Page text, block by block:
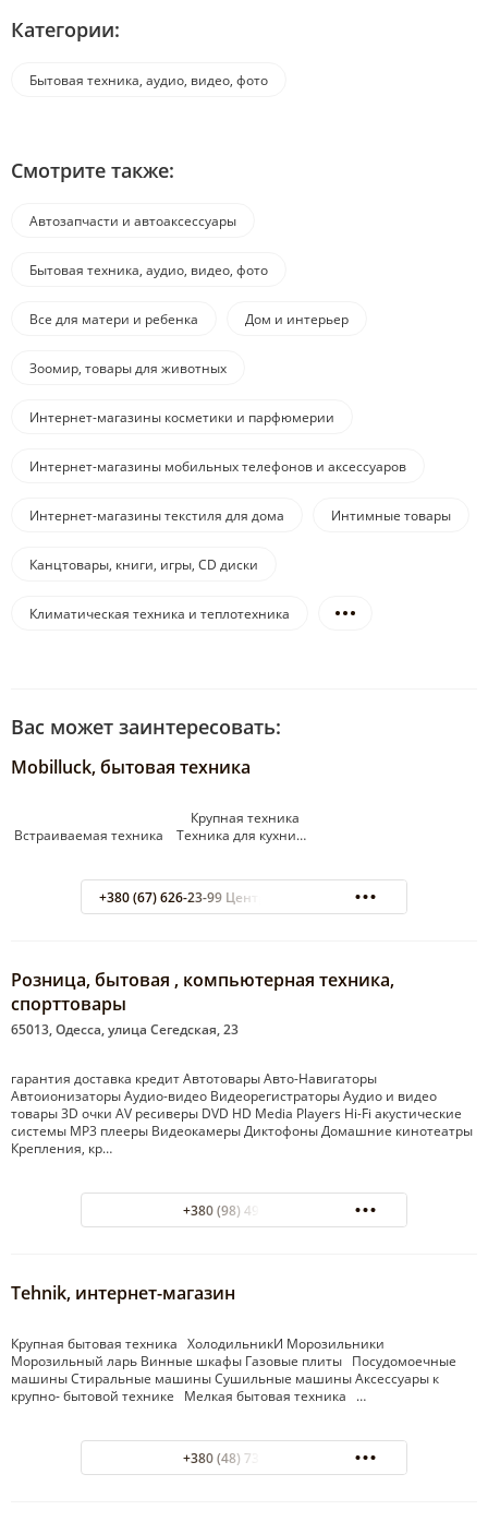
Категории:
Бытовая техника, аудио, видео, фото
Смотрите также:
Автозапчасти и автоаксессуары
Бытовая техника, аудио, видео, фото
Все для матери и ребенка Дом и интерьер
Зоомир, товары для животных
Интернет-магазины косметики и парфюмерии
Интернет-магазины мобильных телефонов и аксессуаров
Интернет-магазины текстиля для дома Интимные товары
Канцтовары, книги, игры, CD диски
Климатическая техника и теплотехника
Вас может заинтересовать:
Mobilluck, бытовая техника
Крупная техника
Встраиваемая техника Техника для кухни…
+380 (67) 626-23-99 Центр обработки заказов
Розница, бытовая , компьютерная техника,
спорттовары
65013, Одесса, улица Сегедская, 23
гарантия доставка кредит Автотовары Авто-Навигаторы
Автоионизаторы Аудио-видео Видеорегистраторы Аудио и видео
товары 3D очки AV ресиверы DVD HD Media Players Hi-Fi акустические
системы MP3 плееры Видеокамеры Диктофоны Домашние кинотеатры
Крепления, кр…
+380 (98) 495-07-40
Tehnik, интернет-магазин
Крупная бытовая техника ХолодильникИ Морозильники
Морозильный ларь Винные шкафы Газовые плиты Посудомоечные
машины Стиральные машины Сушильные машины Аксессуары к
крупно- бытовой технике Мелкая бытовая техника …
+380 (48) 737-39-01